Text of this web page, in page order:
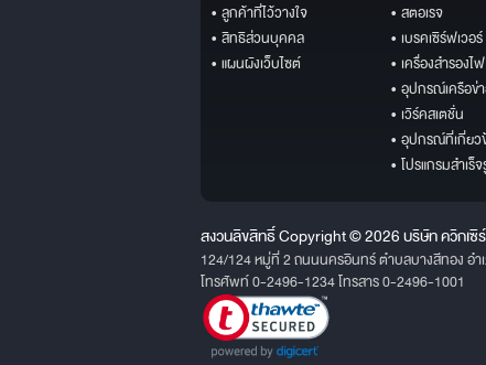
• ลูกค้าที่ไว้วางใจ
• สิทธิส่วนบุคคล
• แผนผังเว็บไซต์
• สตอเรจ
• เบรคเซิร์ฟเวอร์
• เครื่องสำรองไฟ
• อุปกรณ์เครือข่
• เวิร์คสเตชั่น
• อุปกรณ์ที่เกี่ยว
• โปรแกรมสำเร็
สงวนลิขสิทธิ์ Copyright © 2026 บริษัท ควิกเซิ
124/124 หมู่ที่ 2 ถนนนครอินทร์ ตำบลบางสีทอง อ
โทรศัพท์ 0-2496-1234 โทรสาร 0-2496-1001